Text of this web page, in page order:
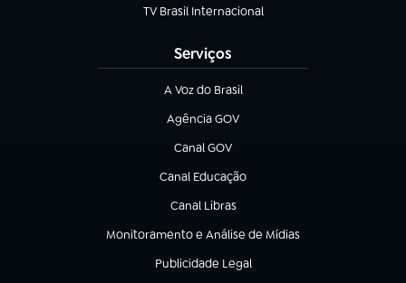
TV Brasil Internacional
(abre em nova aba)
Serviços
A Voz do Brasil
(abre em nova aba)
Agência GOV
(abre em nova aba)
Canal GOV
(abre em nova aba)
Canal Educação
(abre em nova aba)
Canal Libras
(abre em nova aba)
Monitoramento e Análise de Mídias
(abre em nova aba)
Publicidade Legal
(abre em nova aba)